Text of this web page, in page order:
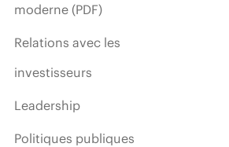
moderne (PDF)
Relations avec les
investisseurs
Leadership
Politiques publiques